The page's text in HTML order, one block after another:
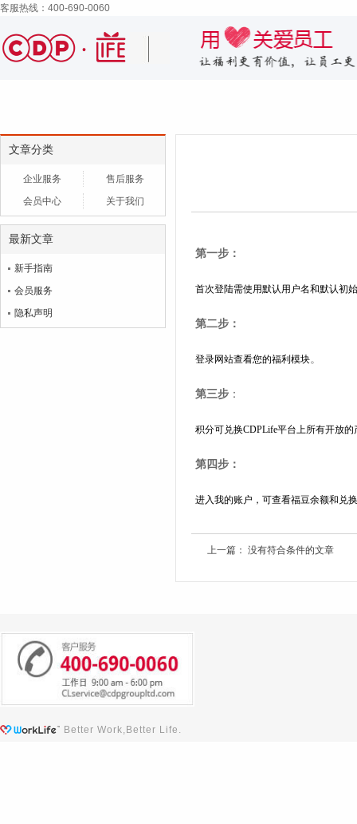
客服热线：400-690-0060
文章分类
企业服务
售后服务
会员中心
关于我们
最新文章
新手指南
会员服务
隐私声明
第一步：
首次登陆需使用默认用户名和默认初
第二步：
登录网站查看您的福利模块。
第三步 ：
积分可兑换CDPLife平台上所有开放的
第四步：
进入我的账户，可查看福豆余额和兑
上一篇： 没有符合条件的文章
Better Work,Better Life.